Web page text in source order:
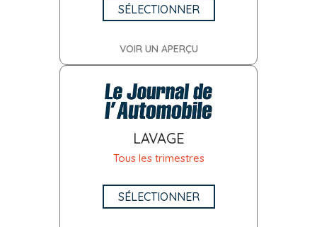
SÉLECTIONNER
VOIR UN APERÇU
LAVAGE
Tous les trimestres
SÉLECTIONNER